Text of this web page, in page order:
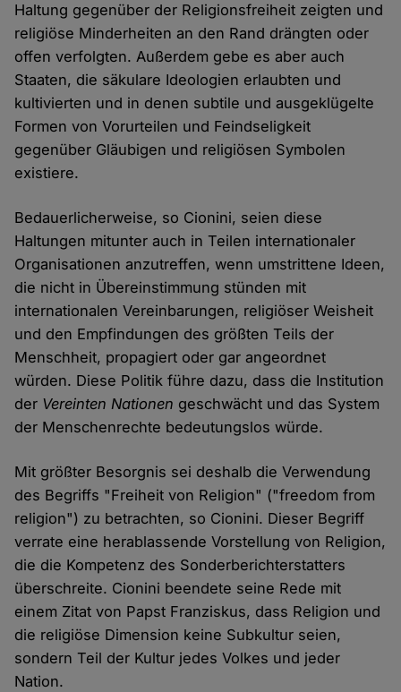
Haltung gegenüber der Religionsfreiheit zeigten und
religiöse Minderheiten an den Rand drängten oder
offen verfolgten. Außerdem gebe es aber auch
Staaten, die säkulare Ideologien erlaubten und
kultivierten und in denen subtile und ausgeklügelte
Formen von Vorurteilen und Feindseligkeit
gegenüber Gläubigen und religiösen Symbolen
existiere.
Bedauerlicherweise, so Cionini, seien diese
Haltungen mitunter auch in Teilen internationaler
Organisationen anzutreffen, wenn umstrittene Ideen,
die nicht in Übereinstimmung stünden mit
internationalen Vereinbarungen, religiöser Weisheit
und den Empfindungen des größten Teils der
Menschheit, propagiert oder gar angeordnet
würden. Diese Politik führe dazu, dass die Institution
der Vereinten Nationen geschwächt und das System
der Menschenrechte bedeutungslos würde.
Mit größter Besorgnis sei deshalb die Verwendung
des Begriffs "Freiheit von Religion" ("freedom from
religion") zu betrachten, so Cionini. Dieser Begriff
verrate eine herablassende Vorstellung von Religion,
die die Kompetenz des Sonderberichterstatters
überschreite. Cionini beendete seine Rede mit
einem Zitat von Papst Franziskus, dass Religion und
die religiöse Dimension keine Subkultur seien,
sondern Teil der Kultur jedes Volkes und jeder
Nation.